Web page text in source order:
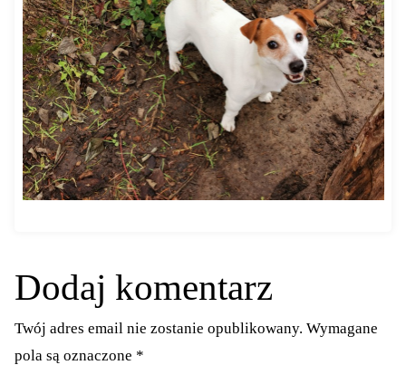
Dodaj komentarz
Twój adres email nie zostanie opublikowany. Wymagane
pola są oznaczone *